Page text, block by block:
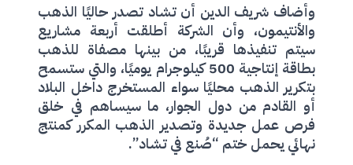
وأضاف شريف الدين أن تشاد تصدر حاليًا الذهب
والأنتيمون، وأن الشركة أطلقت أربعة مشاريع
سيتم تنفيذها قريبًا، من بينها مصفاة للذهب
بطاقة إنتاجية 500 كيلوجرام يوميًا، والتي ستسمح
بتكرير الذهب محليًا سواء المستخرج داخل البلاد
أو القادم من دول الجوار، ما سيساهم في خلق
فرص عمل جديدة وتصدير الذهب المكرر كمنتج
نهائي يحمل ختم “صُنع في تشاد”.